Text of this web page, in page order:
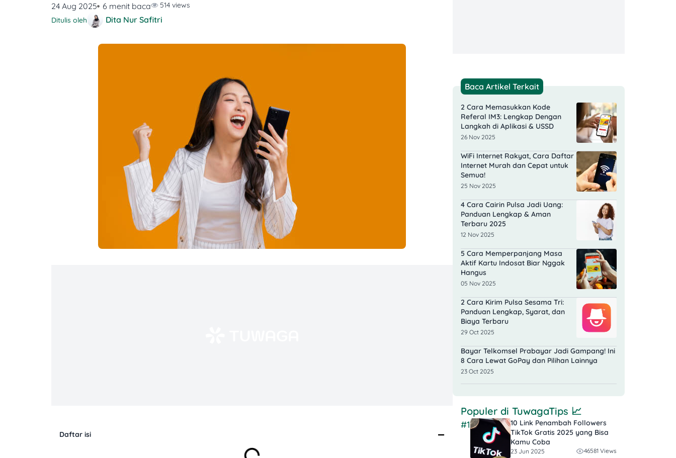
24 Aug 2025 6 menit baca
514 views
Ditulis oleh
Dita Nur Safitri
Daftar isi
Baca Artikel Terkait
2 Cara Memasukkan Kode
Referal IM3: Lengkap Dengan
Langkah di Aplikasi & USSD
26 Nov 2025
WiFi Internet Rakyat, Cara Daftar
Internet Murah dan Cepat untuk
Semua!
25 Nov 2025
4 Cara Cairin Pulsa Jadi Uang:
Panduan Lengkap & Aman
Terbaru 2025
12 Nov 2025
5 Cara Memperpanjang Masa
Aktif Kartu Indosat Biar Nggak
Hangus
05 Nov 2025
2 Cara Kirim Pulsa Sesama Tri:
Panduan Lengkap, Syarat, dan
Biaya Terbaru
29 Oct 2025
Bayar Telkomsel Prabayar Jadi Gampang! Ini
8 Cara Lewat GoPay dan Pilihan Lainnya
23 Oct 2025
Populer di TuwagaTips 📈
#1
10 Link Penambah Followers
TikTok Gratis​ 2025 yang Bisa
Kamu Coba
23 Jun 2025 46581 Views